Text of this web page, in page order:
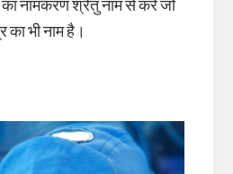
नामकरण श्रेतु नाम से करें जो
भी नाम है।